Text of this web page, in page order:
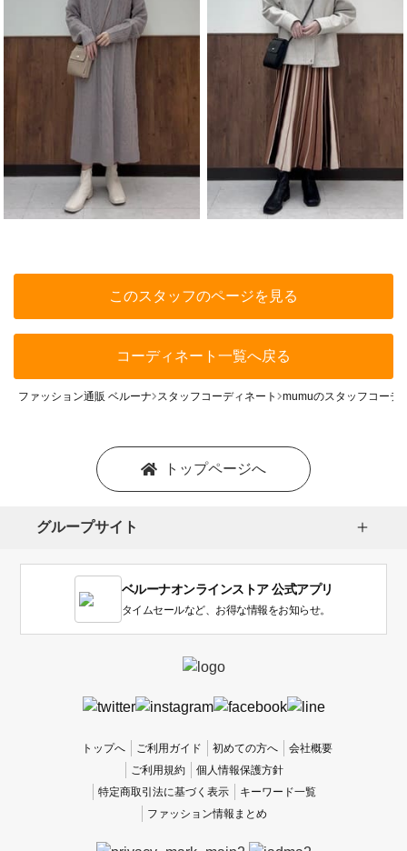
このスタッフのページを見る
コーディネート一覧へ戻る
ファッション通販 ベルーナ スタッフコーディネート mumuのスタッフコーデ
トップページへ
グループサイト
ベルーナオンラインストア 公式アプリ
タイムセールなど、お得な情報をお知らせ。
トップへ ご利用ガイド 初めての方へ
会社概要
ご利用規約
個人情報保護方針
特定商取引法に基づく表示
キーワード一覧
ファッション情報まとめ